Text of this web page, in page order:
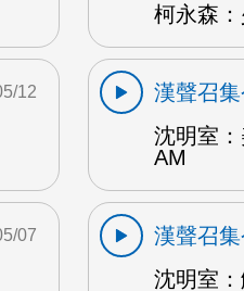
柯永森
12
漢聲召
沈明室
AM
07
漢聲召
沈明室